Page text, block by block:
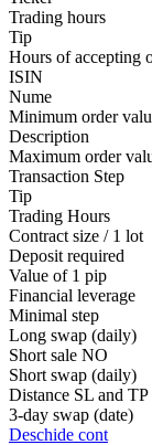
Trading hours
Tip
Hours of accepting
ISIN
Nume
Minimum order
Description
Maximum order
Transaction Step
Tip
Trading Hours
Contract size / 1 lot
Deposit required
Value of 1 pip
Financial leverage
Minimal step
Long swap (daily)
Short sale NO
Short swap (daily)
Distance SL and TP
3-day swap (date)
Deschide cont